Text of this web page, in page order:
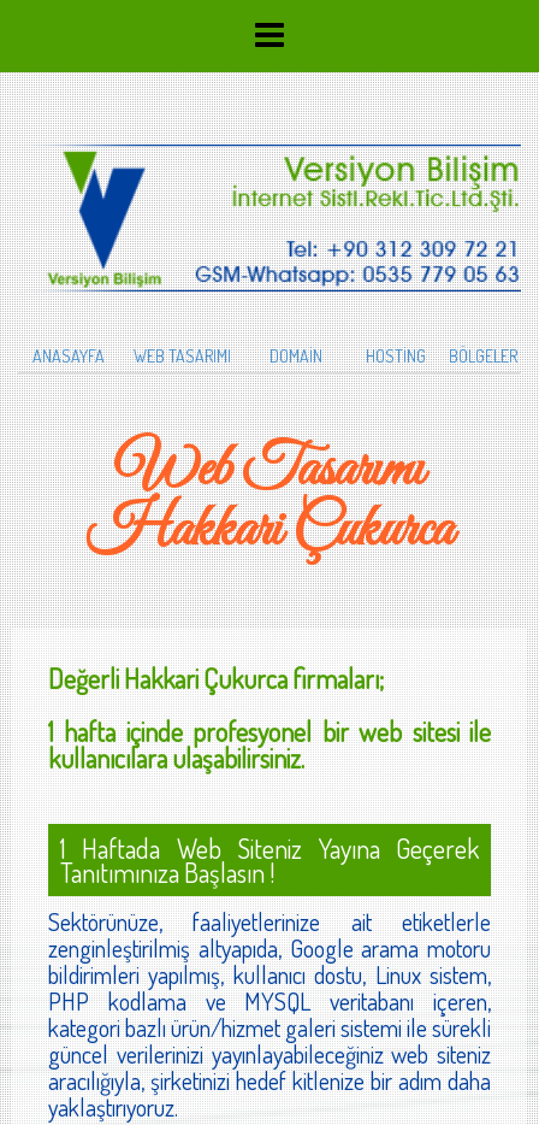
ANASAYFA WEB TASARIMI DOMAİN HOSTİNG BÖLGELER
Web Tasarımı
Hakkari Çukurca
DeğerliHakkari Çukurcafirmaları;
1 hafta içinde profesyonel bir web sitesi ile
kullanıcılara ulaşabilirsiniz.
1 Haftada Web Siteniz Yayına Geçerek
Tanıtımınıza Başlasın !
Sektörünüze, faaliyetlerinize ait etiketlerle
zenginleştirilmiş altyapıda, Google arama motoru
bildirimleri yapılmış, kullanıcı dostu, Linux sistem,
PHP kodlama ve MYSQL veritabanı içeren,
kategori bazlı ürün/hizmet galeri sistemi ile sürekli
güncel verilerinizi yayınlayabileceğiniz web siteniz
aracılığıyla, şirketinizi hedef kitlenize bir adım daha
yaklaştırıyoruz.